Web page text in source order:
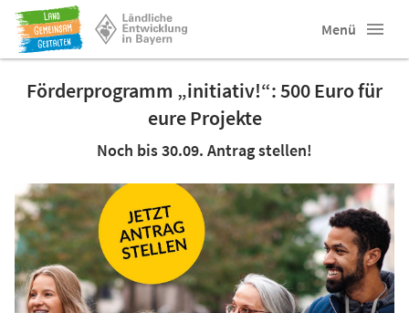
Menü
Förderprogramm „initiativ!“: 500 Euro für
eure Projekte
Noch bis 30.09. Antrag stellen!